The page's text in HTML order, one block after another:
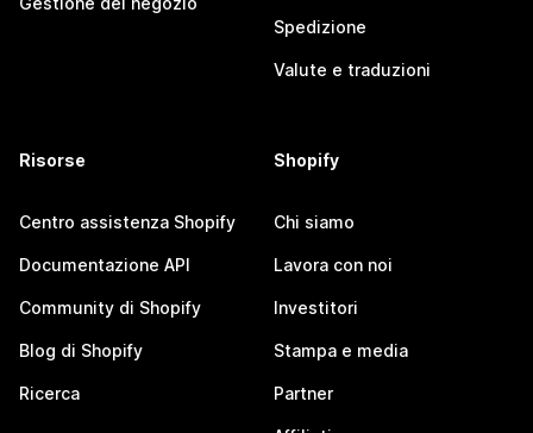
Spedizione
Valute e traduzioni
Risorse
Centro assistenza Shopify
Documentazione API
Community di Shopify
Blog di Shopify
Ricerca
Shopify
Chi siamo
Lavora con noi
Investitori
Stampa e media
Partner